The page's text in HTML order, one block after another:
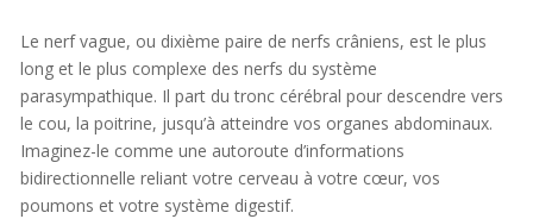
Le nerf vague, ou dixième paire de nerfs crâniens, est le plus
long et le plus complexe des nerfs du système
parasympathique. Il part du tronc cérébral pour descendre vers
le cou, la poitrine, jusqu’à atteindre vos organes abdominaux.
Imaginez-le comme une autoroute d’informations
bidirectionnelle reliant votre cerveau à votre cœur, vos
poumons et votre système digestif.